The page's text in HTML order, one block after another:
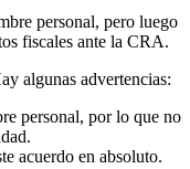
personal, pero luego
fiscales ante la CRA.
algunas advertencias:
personal, por lo que no
acuerdo en absoluto.